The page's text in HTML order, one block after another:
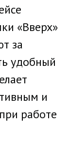
«Вверх»
за
удобный
и
работе